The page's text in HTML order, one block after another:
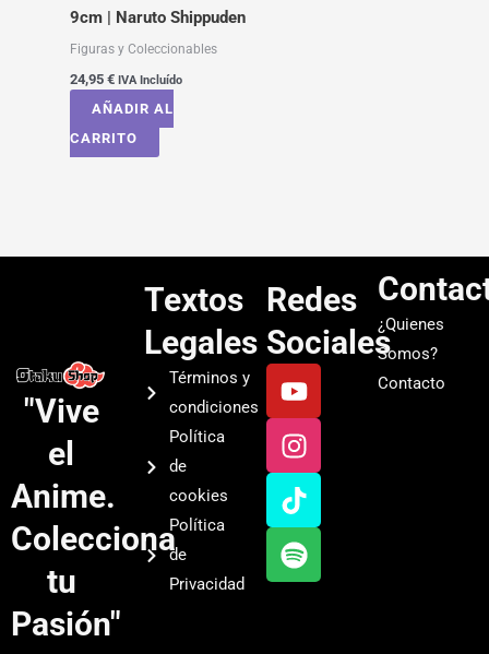
9cm | Naruto Shippuden
Figuras y Coleccionables
24,95 € IVA Incluído
AÑADIR AL
CARRITO
"Vive
el
Anime.
Colecciona
tu
Pasión"
Textos
Legales
Términos y
condiciones
Política
de
cookies
Política
de
Privacidad
Redes
Sociales
Y
o
u
t
u
b
e
I
n
s
t
a
g
r
a
T
i
k
t
o
k
S
p
o
t
i
f
y
¿Quienes
Somos?
Contacto